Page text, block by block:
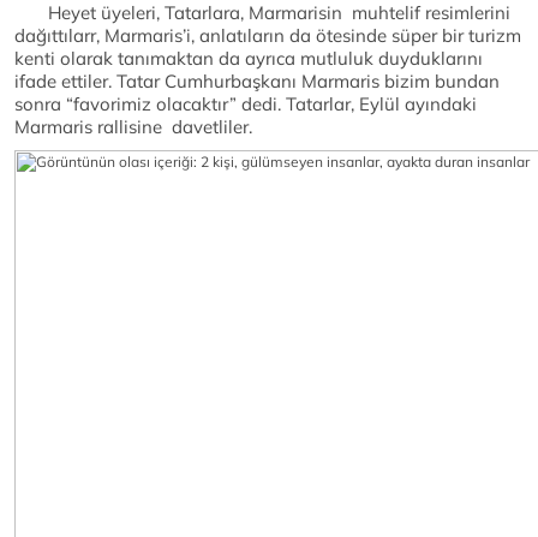
Heyet üyeleri, Tatarlara, Marmarisin muhtelif resimlerini
dağıttılarr, Marmaris’i, anlatıların da ötesinde süper bir turizm
kenti olarak tanımaktan da ayrıca mutluluk duyduklarını
ifade ettiler. Tatar Cumhurbaşkanı Marmaris bizim bundan
sonra “favorimiz olacaktır” dedi. Tatarlar, Eylül ayındaki
Marmaris rallisine davetliler.